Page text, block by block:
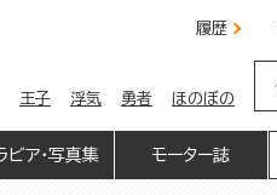
履歴
王子 浮気 勇者 ほのぼの
ビア・写真集 モーター誌